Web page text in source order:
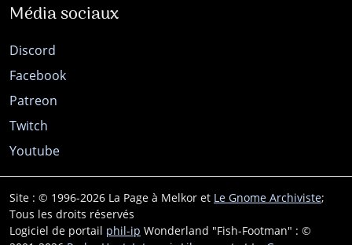
Média sociaux
Discord
Facebook
Patreon
Twitch
Youtube
Site : © 1996-2026 La Page à Melkor et Le Gnome Archiviste;
Tous les droits réservés
Logiciel de portail phil-ip Wonderland "Fish-Footman" : ©